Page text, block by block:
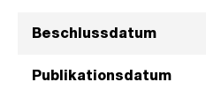
Beschlussdatum
Publikationsdatum